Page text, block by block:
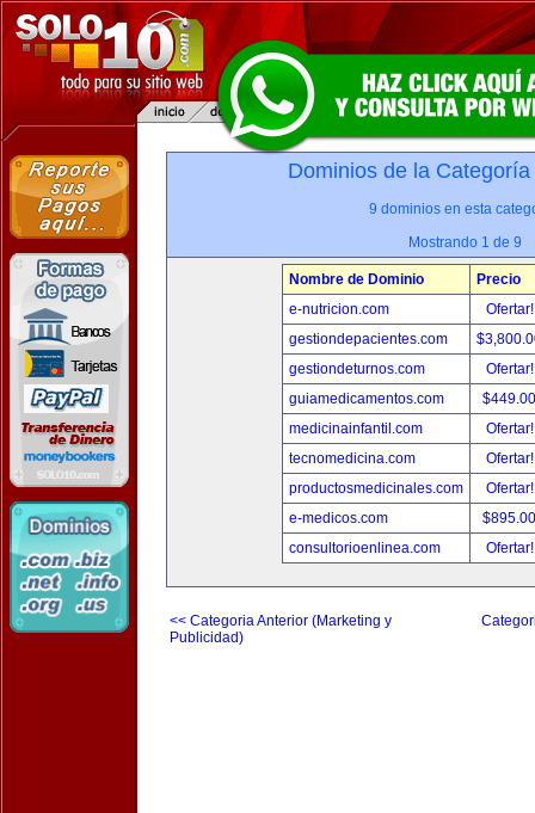
Dominios de la
9 dominios en esta
Mostrando 1 de 9
Nombre de Dominio
Precio
e-nutricion.com
gestiondepacientes.com
gestiondeturnos.com
guiamedicamentos.com
medicinainfantil.com
tecnomedicina.com
productosmedicinales.com
e-medicos.com
consultorioenlinea.com
<< Categoria Anterior (Marketing y
Publicidad)